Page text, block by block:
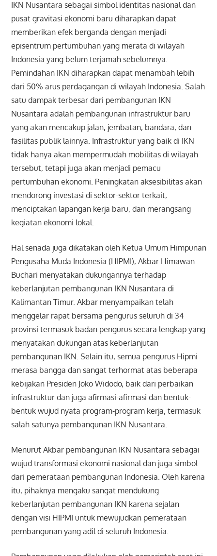
IKN Nusantara sebagai simbol identitas nasional dan
pusat gravitasi ekonomi baru diharapkan dapat
memberikan efek berganda dengan menjadi
episentrum pertumbuhan yang merata di wilayah
Indonesia yang belum terjamah sebelumnya.
Pemindahan IKN diharapkan dapat menambah lebih
dari 50% arus perdagangan di wilayah Indonesia. Salah
satu dampak terbesar dari pembangunan IKN
Nusantara adalah pembangunan infrastruktur baru
yang akan mencakup jalan, jembatan, bandara, dan
fasilitas publik lainnya. Infrastruktur yang baik di IKN
tidak hanya akan mempermudah mobilitas di wilayah
tersebut, tetapi juga akan menjadi pemacu
pertumbuhan ekonomi. Peningkatan aksesibilitas akan
mendorong investasi di sektor-sektor terkait,
menciptakan lapangan kerja baru, dan merangsang
kegiatan ekonomi lokal.
Hal senada juga dikatakan oleh Ketua Umum Himpunan
Pengusaha Muda Indonesia (HIPMI), Akbar Himawan
Buchari menyatakan dukungannya terhadap
keberlanjutan pembangunan IKN Nusantara di
Kalimantan Timur. Akbar menyampaikan telah
menggelar rapat bersama pengurus seluruh di 34
provinsi termasuk badan pengurus secara lengkap yang
menyatakan dukungan atas keberlanjutan
pembangunan IKN. Selain itu, semua pengurus Hipmi
merasa bangga dan sangat terhormat atas beberapa
kebijakan Presiden Joko Widodo, baik dari perbaikan
infrastruktur dan juga afirmasi-afirmasi dan bentuk-
bentuk wujud nyata program-program kerja, termasuk
salah satunya pembangunan IKN Nusantara.
Menurut Akbar pembangunan IKN Nusantara sebagai
wujud transformasi ekonomi nasional dan juga simbol
dari pemerataan pembangunan Indonesia. Oleh karena
itu, pihaknya mengaku sangat mendukung
keberlanjutan pembangunan IKN karena sejalan
dengan visi HIPMI untuk mewujudkan pemerataan
pembangunan yang adil di seluruh Indonesia.